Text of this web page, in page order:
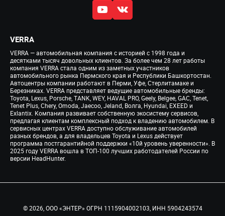
VERRA
VERRA — автомобильная компания с историей с 1998 года и
десятками тысяч довольных клиентов. За более чем 28 лет работы
компания VERRA стала одним из заметных участников
автомобильного рынка Пермского края и Республики Башкортостан.
Автоцентры компании работают в Перми, Уфе, Стерлитамаке и
Березниках. VERRA представляет ведущие автомобильные бренды:
Toyota, Lexus, Porsche, TANK, WEY, HAVAL PRO, Geely, Belgee, GAC, Tenet,
Tenet Plus, Chery, Omoda, Jaecoo, Jeland, Волга, Hyundai, EXEED и
Exlantix. Компания развивает собственную экосистему сервисов,
предлагая клиентам комплексный подход к владению автомобилем. В
сервисных центрах VERRA доступно обслуживание автомобилей
разных брендов, а для владельцев Toyota и Lexus действует
программа постгарантийной поддержки «10й уровень уверенности». В
2025 году VERRA вошла в ТОП-100 лучших работодателей России по
версии HeadHunter.
© 2026, ООО «ЭНТЕР» ОГРН 1115904002103, ИНН 5904243574